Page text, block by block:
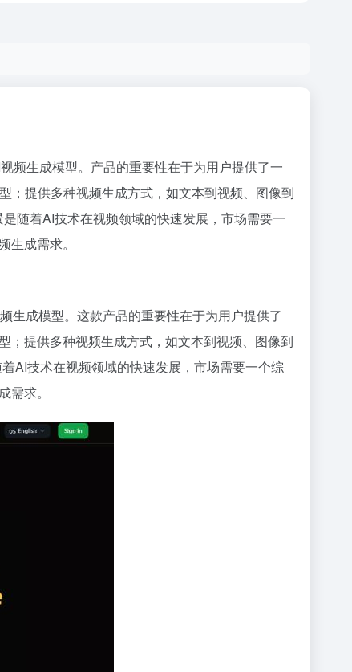
频生成模型。产品的重要性在于为用户提供了一
；提供多种视频生成方式，如文本到视频、图像到
随着AI技术在视频领域的快速发展，市场需要一
成需求。
生成模型。这款产品的重要性在于为用户提供了
；提供多种视频生成方式，如文本到视频、图像到
AI技术在视频领域的快速发展，市场需要一个综
求。